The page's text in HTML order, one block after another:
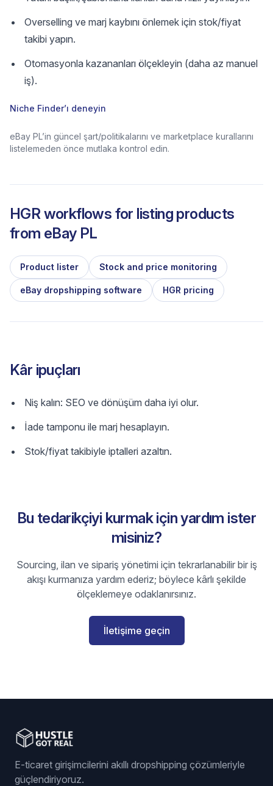
Overselling ve marj kaybını önlemek için stok/fiyat
takibi yapın.
Otomasyonla kazananları ölçekleyin (daha az manuel
iş).
Niche Finder’ı deneyin
eBay PL’in güncel şart/politikalarını ve marketplace kurallarını
listelemeden önce mutlaka kontrol edin.
HGR workflows for listing products
from eBay PL
Product lister Stock and price monitoring
eBay dropshipping software HGR pricing
Kâr ipuçları
Niş kalın: SEO ve dönüşüm daha iyi olur.
İade tamponu ile marj hesaplayın.
Stok/fiyat takibiyle iptalleri azaltın.
Bu tedarikçiyi kurmak için yardım ister
misiniz?
Sourcing, ilan ve sipariş yönetimi için tekrarlanabilir bir iş
akışı kurmanıza yardım ederiz; böylece kârlı şekilde
ölçeklemeye odaklanırsınız.
İletişime geçin
E-ticaret girişimcilerini akıllı dropshipping çözümleriyle
güçlendiriyoruz.